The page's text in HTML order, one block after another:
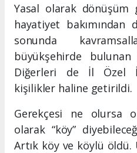
Yasal olarak
hayatiyet
sonunda
büyükşehirde
Diğerleri de İl Özel
kişilikler haline getirildi.
Gerekçesi ne olursa
olarak “köy”
Artık köy ve köylü öldü.